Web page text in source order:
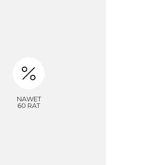
NAWET
60 RAT